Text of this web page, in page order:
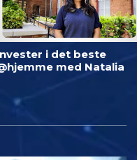
i det beste
med Natalia